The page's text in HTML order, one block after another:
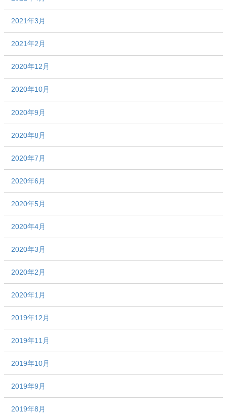
2021年3月
2021年2月
2020年12月
2020年10月
2020年9月
2020年8月
2020年7月
2020年6月
2020年5月
2020年4月
2020年3月
2020年2月
2020年1月
2019年12月
2019年11月
2019年10月
2019年9月
2019年8月